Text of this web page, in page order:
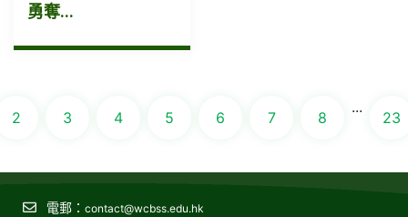
勇奪...
2 3 4 5 6 7 8
...
23
電郵： contact@wcbss.edu.hk